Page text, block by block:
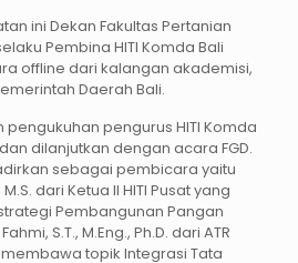
ini Dekan Fakultas Pertanian
Pembina HITI Komda Bali
offline dari kalangan akademisi,
Daerah Bali.
pengurus HITI Komda
dilanjutkan dengan acara FGD.
sebagai pembicara yaitu
dari Ketua II HITI Pusat yang
Pembangunan Pangan
S.T., M.Eng., Ph.D. dari ATR
membawa topik Integrasi Tata